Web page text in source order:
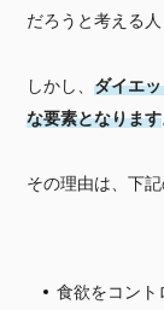
だろうと考える人
しかし、ダイエ
な要素となります
その理由は、下記
食欲をコント